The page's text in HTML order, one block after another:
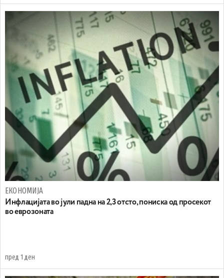
ЕКОНОМИЈА
Инфлацијата во јули падна на 2,3 отсто, пониска од просекот
во еврозоната
пред 1 ден